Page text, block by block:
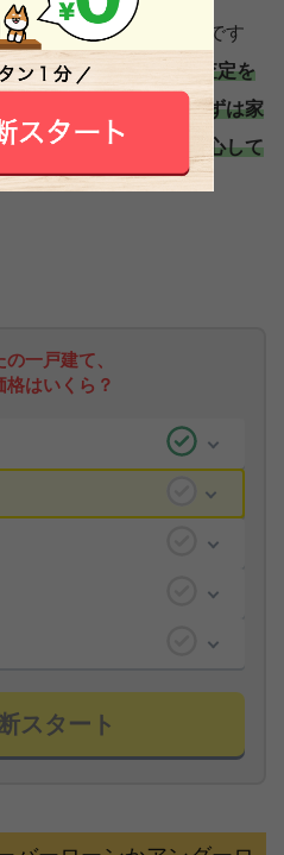
かかる不動産業者探しです
申し込みで最大6社に査定を
スを利用できるのでまずは家
討したいという方も安心して
一戸建て、
格はいくら？
スタート